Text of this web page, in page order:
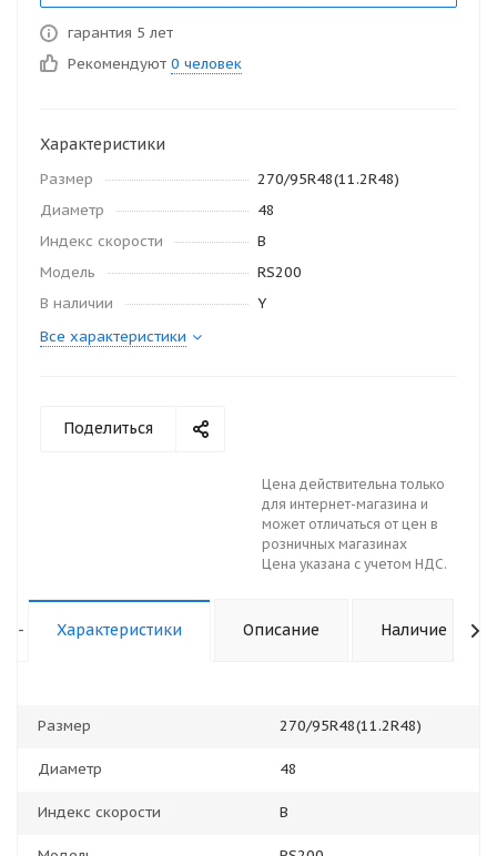
гарантия 5 лет
Рекомендуют 0 человек
Характеристики
Размер
270/95R48(11.2R48)
Диаметр
48
Индекс скорости
B
Модель
RS200
В наличии
Y
Все характеристики
Поделиться
Цена действительна только
для интернет-магазина и
может отличаться от цен в
розничных магазинах
Цена указана с учетом НДС.
- Характеристики Описание Наличие
Размер 270/95R48(11.2R48)
Диаметр 48
Индекс скорости B